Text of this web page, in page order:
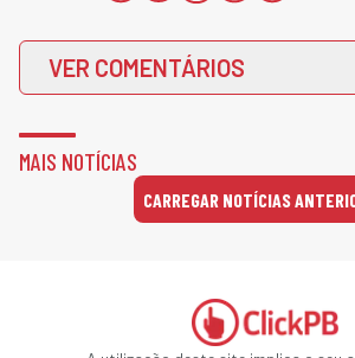
VER COMENTÁRIOS
MAIS NOTÍCIAS
CARREGAR NOTÍCIAS